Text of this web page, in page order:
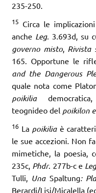
235-250.
15 Circa le
anche Leg. 3.693d, su
governo misto, Rivista
165. Opportune le
and the Dangerous
quale nota come
poikilia
teognideo del poikilon
16 La poikilia è
le sue accezioni. Non
mimetiche, la poesia,
235c, Phdr. 277b-c e
Tulli, Una Spaltung:
Berardi/Lisi/Micalella